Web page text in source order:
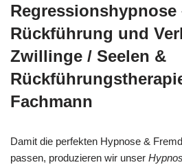
Rückführung und
Zwillinge / Seelen &
Fachmann
Damit die perfekten Hypnose &
passen, produzieren wir unser